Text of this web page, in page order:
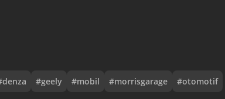
denza #geely #mobil #morrisgarage #otomotif